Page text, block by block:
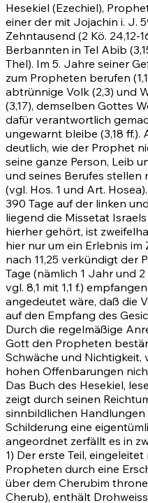
Hesekiel (Ezechiel),
einer der mit Jojachin i. J.
Zehntausend (2 Kö. 24,12-
Berbannten in Tel Abib
Thel). Im 5. Jahre seiner
zum Propheten berufen
abtrünnige Volk (2,3) und
(3,17), demselben Gottes
dafür verantwortlich
ungewarnt bleibe (3,18 ff.).
deutlich, wie der Prophet
seine ganze Person, Leib
und seines Berufes stellen
(vgl. Hos. 1 und Art.
390 Tage auf der linken
liegend die Missetat
hierher gehört, ist
hier nur um ein Erlebnis
nach 11,25 verkündigt der
Tage (nämlich 1 Jahr und
vgl. 8,1 mit 1,1 f.)
angedeutet wäre, daß die
auf den Empfang des
Durch die regelmäßige
Gott den Propheten
Schwäche und Nichtigkeit,
hohen Offenbarungen
Das Buch des Hesekiel,
zeigt durch seinen
sinnbildlichen
Schilderung eine
angeordnet zerfällt es in
1) Der erste Teil,
Propheten durch eine
über dem Cherubim
Cherub), enthält